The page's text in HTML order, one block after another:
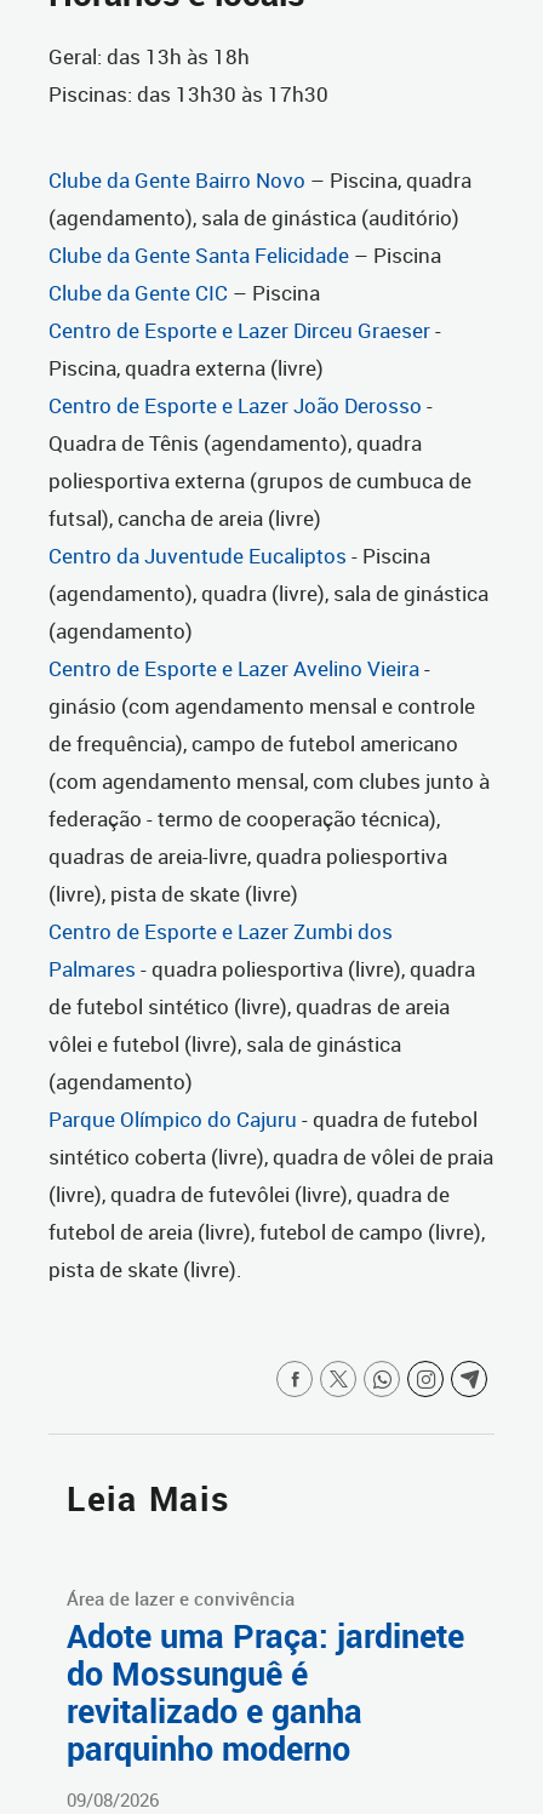
Geral: das 13h às 18h
Piscinas: das 13h30 às 17h30
Clube da Gente Bairro Novo – Piscina, quadra
(agendamento), sala de ginástica (auditório)
Clube da Gente Santa Felicidade – Piscina
Clube da Gente CIC – Piscina
Centro de Esporte e Lazer Dirceu Graeser-
Piscina, quadra externa (livre)
Centro de Esporte e Lazer João Derosso -
Quadra de Tênis (agendamento), quadra
poliesportiva externa (grupos de cumbuca de
futsal), cancha de areia (livre)
Centro da Juventude Eucaliptos - Piscina
(agendamento), quadra (livre), sala de ginástica
(agendamento)
Centro de Esporte e Lazer Avelino Vieira-
ginásio (com agendamento mensal e controle
de frequência), campo de futebol americano
(com agendamento mensal, com clubes junto à
federação - termo de cooperação técnica),
quadras de areia-livre, quadra poliesportiva
(livre), pista de skate (livre)
Centro de Esporte e Lazer Zumbi dos
Palmares - quadra poliesportiva (livre), quadra
de futebol sintético (livre), quadras de areia
vôlei e futebol (livre), sala de ginástica
(agendamento)
Parque Olímpico do Cajuru - quadra de futebol
sintético coberta (livre), quadra de vôlei de praia
(livre), quadra de futevôlei (livre), quadra de
futebol de areia (livre), futebol de campo (livre),
pista de skate (livre).
Leia Mais
Área de lazer e convivência
Adote uma Praça: jardinete
do Mossunguê é
revitalizado e ganha
parquinho moderno
09/08/2026